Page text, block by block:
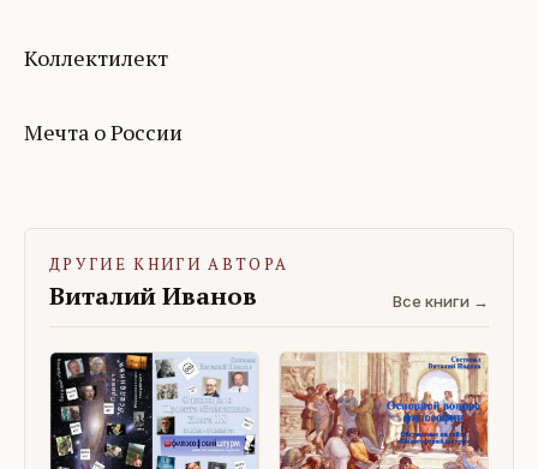
Коллектилект
Мечта о России
ДРУГИЕ КНИГИ АВТОРА
Виталий Иванов Все книги →